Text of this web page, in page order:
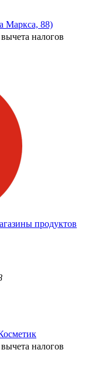
Маркса, 88)
налогов
продуктов
налогов